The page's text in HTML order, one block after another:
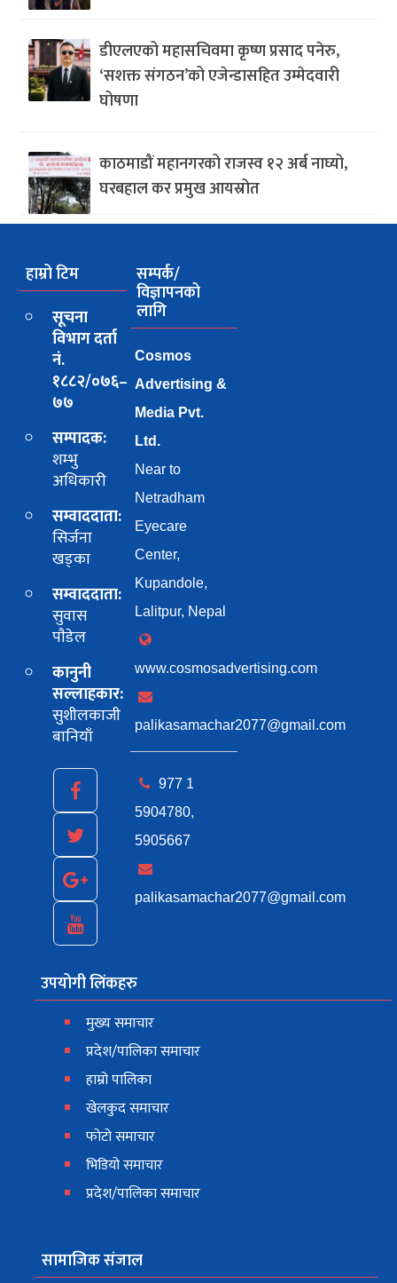
डीएलएको महासचिवमा कृष्ण प्रसाद पनेरु,
‘सशक्त संगठन’को एजेन्डासहित उम्मेदवारी
घोषणा
काठमाडौं महानगरको राजस्व १२ अर्ब नाघ्यो,
घरबहाल कर प्रमुख आयस्रोत
हाम्रो टिम
सूचना
विभाग दर्ता
नं.
१८८२/०७६–
७७
सम्पादक:
शम्भु
अधिकारी
सम्वाददाता:
सिर्जना
खड्का
सम्वाददाता:
सुवास
पाैडेल
कानुनी
सल्लाहकार:
सुशीलकाजी
बानियाँ
सम्पर्क/
विज्ञापनको
लागि
Cosmos
Advertising &
Media Pvt.
Ltd.
Near to
Netradham
Eyecare
Center,
Kupandole,
Lalitpur, Nepal
www.cosmosadvertising.com
palikasamachar2077@gmail.com
977 1
5904780,
5905667
palikasamachar2077@gmail.com
उपयोगी लिंकहरु
मुख्य समाचार
प्रदेश/पालिका समाचार
हाम्रो पालिका
खेलकुद समाचार
फोटो समाचार
भिडियो समाचार
प्रदेश/पालिका समाचार
सामाजिक संजाल